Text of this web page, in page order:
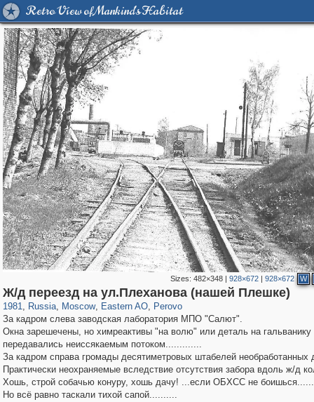
Retro View of Mankind's Habitat
Sizes:482×348 |928×672 |928×672 W
Ж/д переезд на ул.Плеханова (нашей Плешке)
1981, Russia
1,405,939 29,243
, Moscow
319,716 8,286
, Eastern AO
20,915 306
, Perovo
789 15
За кадром слева заводская лаборатория МПО "Салют".
Окна зарешечены, но химреактивы "на волю" или деталь на гальванику
передавались неиссякаемым потоком.............
За кадром справа громады десятиметровых штабелей необработанных
Практически неохраняемые вследствие отсутствия забора вдоль ж/д
Хошь, строй собачью конуру, хошь дачу! ...eсли ОБХСС не
Но всё равно таскали тихой сапой..........